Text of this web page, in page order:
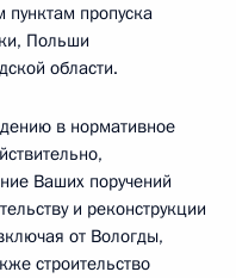
пропуска
Польши
области.
в нормативное
Ваших поручений
и реконструкции
от Вологды,
строительство